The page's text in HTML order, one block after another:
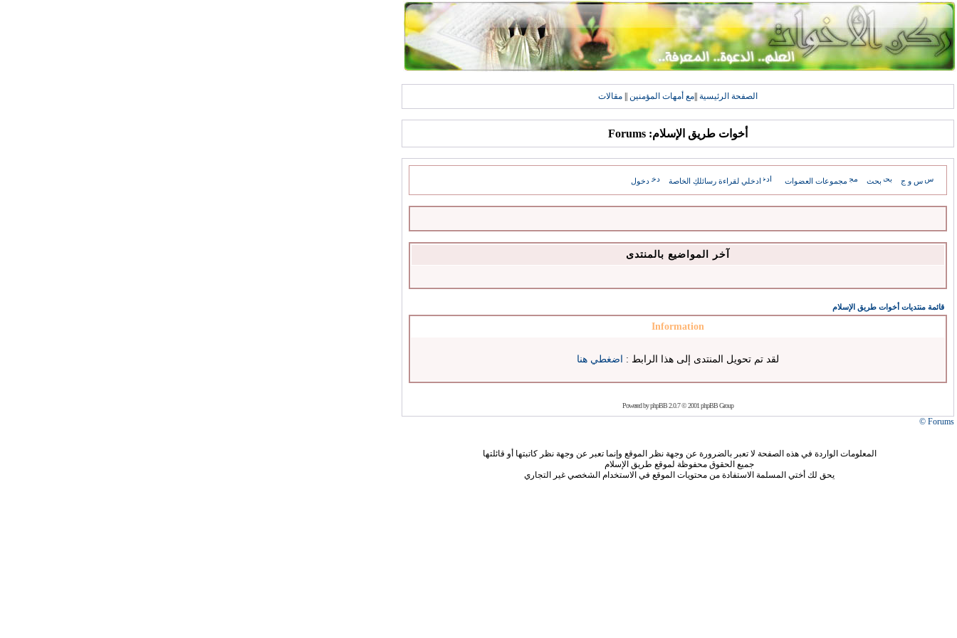
الصفحة الرئيسية مع أمهات المؤمنين مقالات
أخوات طريق الإسلام: Forums
س و ج بحث مجموعات العضوات ادخلي لقراءة رسائلكِ الخاصة دخول
آخر المواضيع بالمنتدى
قائمة منتديات أخوات طريق الإسلام
Information
لقد تم تحويل المنتدى إلى هذا الرابط : اضغطي هنا
Powered byphpBB2.0.7 © 2001 phpBB Group
Forums ©
المعلومات الواردة في هذه الصفحة لا تعبر بالضرورة عن وجهة نظر الموقع وإنما تعبر عن وجهة نظر كاتبتها أو قائلتها
جميع الحقوق محفوظة لموقع طريق الإسلام
يحق لك أختي المسلمة الاستفادة من محتويات الموقع في الاستخدام الشخصي غير التجاري